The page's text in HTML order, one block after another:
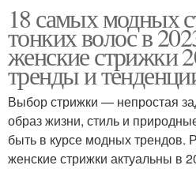
18 самых модных
тонких волос в
женские стрижки
тренды и
Выбор стрижки — непростая
образ жизни, стиль и
быть в курсе модных трендов.
женские стрижки актуальны в